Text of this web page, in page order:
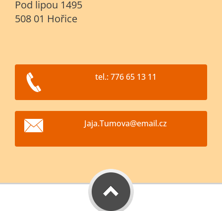
Pod lipou 1495
508 01 Hořice
tel.: 776 65 13 11
Jaja.Tumova@email.cz